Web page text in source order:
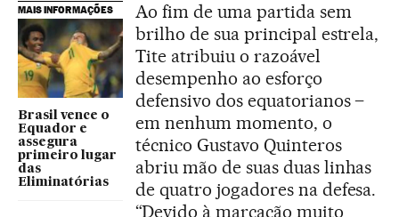
MAIS INFORMAÇÕES
Brasil vence o
Equador e
assegura
primeiro lugar
das
Eliminatórias
Ao fim de uma partida sem
brilho de sua principal estrela,
Tite atribuiu o razoável
desempenho ao esforço
defensivo dos equatorianos –
em nenhum momento, o
técnico Gustavo Quinteros
abriu mão de suas duas linhas
de quatro jogadores na defesa.
“Devido à marcação muito